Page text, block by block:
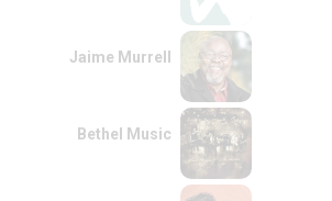
Jaime Murrell
Bethel Music